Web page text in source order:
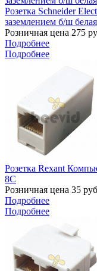
Розетка Schneider
заземлением б/ш белая
Розничная цена 275
Подробнее
Подробнее
Розетка Rexant
8C
Розничная цена 35
Подробнее
Подробнее